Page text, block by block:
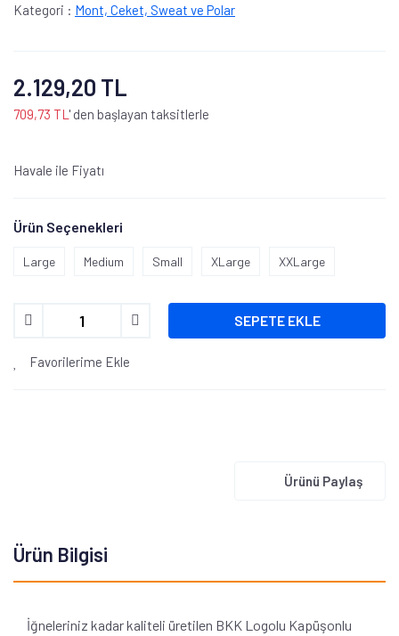
Kategori : Mont, Ceket, Sweat ve Polar
2.129,20 TL
709,73 TL ' den başlayan taksitlerle
Havale ile Fiyatı
Ürün Seçenekleri
Large Medium Small XLarge XXLarge
SEPETE EKLE
Favorilerime Ekle
Ürünü Paylaş
Ürün Bilgisi
İğneleriniz kadar kaliteli üretilen BKK Logolu Kapüşonlu